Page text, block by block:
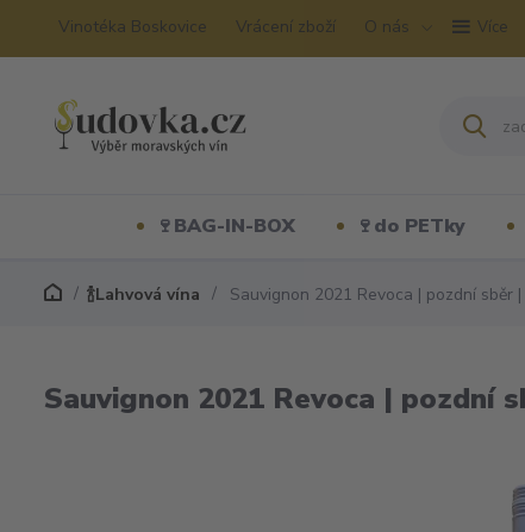
Vinotéka Boskovice Vrácení zboží O nás Více
🍷BAG-IN-BOX 🍷do PETky
🍾Lahvová vína Sauvignon 2021 Revoca | pozdní sběr
Sauvignon 2021 Revoca | pozdní